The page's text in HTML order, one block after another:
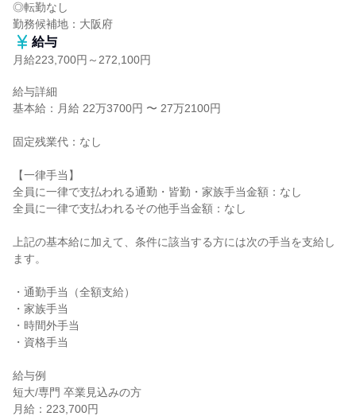
◎転勤なし
勤務候補地：大阪府
給与
月給223,700円～272,100円
給与詳細
基本給：月給 22万3700円 〜 27万2100円
固定残業代：なし
【一律手当】
全員に一律で支払われる通勤・皆勤・家族手当金額：なし
全員に一律で支払われるその他手当金額：なし
上記の基本給に加えて、条件に該当する方には次の手当を支給し
ます。
・通勤手当（全額支給）
・家族手当
・時間外手当
・資格手当
給与例
短大/専門 卒業見込みの方
月給：223,700円